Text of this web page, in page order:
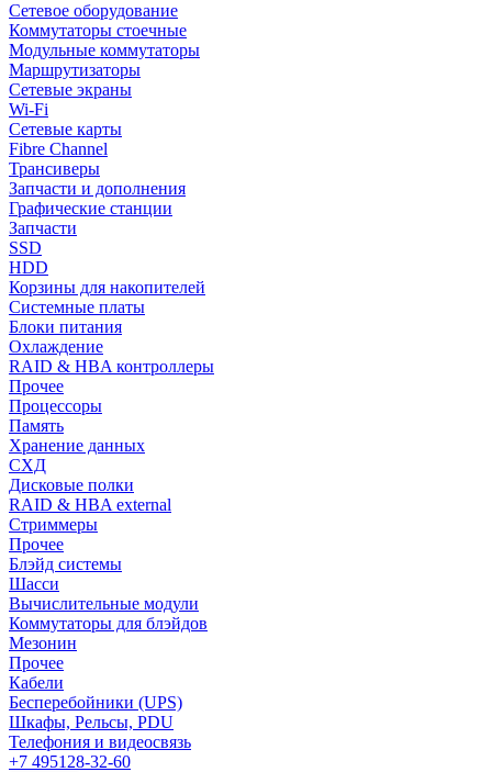
Сетевое оборудование
Коммутаторы стоечные
Модульные коммутаторы
Маршрутизаторы
Сетевые экраны
Wi-Fi
Сетевые карты
Fibre Channel
Трансиверы
Запчасти и дополнения
Графические станции
Запчасти
SSD
HDD
Корзины для накопителей
Системные платы
Блоки питания
Охлаждение
RAID & HBA контроллеры
Прочее
Процессоры
Память
Хранение данных
СХД
Дисковые полки
RAID & HBA external
Стриммеры
Прочее
Блэйд системы
Шасси
Вычислительные модули
Коммутаторы для блэйдов
Мезонин
Прочее
Кабели
Бесперебойники (UPS)
Шкафы, Рельсы, PDU
Телефония и видеосвязь
+7 495128-32-60